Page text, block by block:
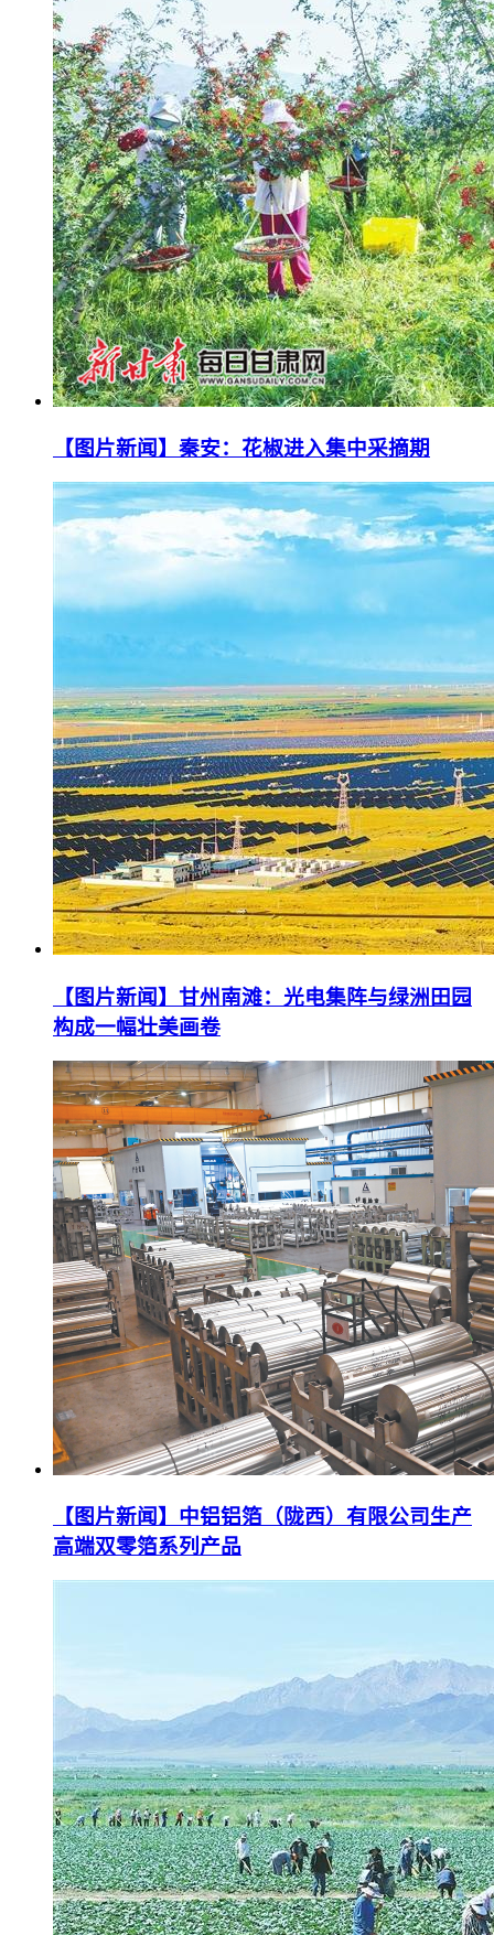
【图片新闻】秦安：花椒进入集中采摘期
【图片新闻】甘州南滩：光电集阵与绿洲田园
构成一幅壮美画卷
【图片新闻】中铝铝箔（陇西）有限公司生产
高端双零箔系列产品